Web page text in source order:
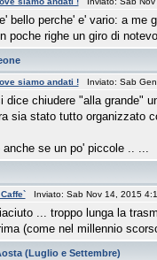
e' bello perche' e' vario: a
poche righe un giro di
siamo andati !Inviato: Sab
dice chiudere "alla grande"
sia stato tutto organizzato
anche se un po' piccole .. ...
Inviato: Sab Nov 14, 2015
... troppo lunga la
(come nel millennio
(Luglio e Settembre)